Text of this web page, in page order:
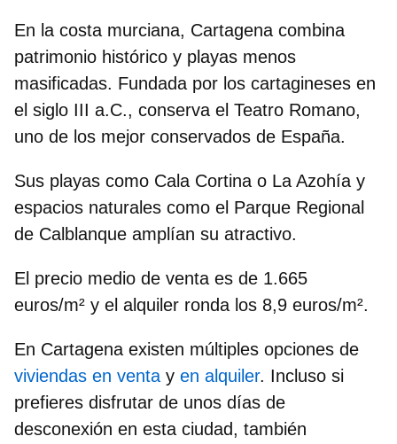
En la costa murciana, Cartagena combina
patrimonio histórico y playas menos
masificadas. Fundada por los cartagineses en
el siglo III a.C., conserva el Teatro Romano,
uno de los mejor conservados de España.
Sus playas como Cala Cortina o La Azohía y
espacios naturales como el Parque Regional
de Calblanque amplían su atractivo.
El precio medio de venta es de 1.665
euros/m² y el alquiler ronda los 8,9 euros/m².
En Cartagena existen múltiples opciones de
viviendas en venta y en alquiler. Incluso si
prefieres disfrutar de unos días de
desconexión en esta ciudad, también